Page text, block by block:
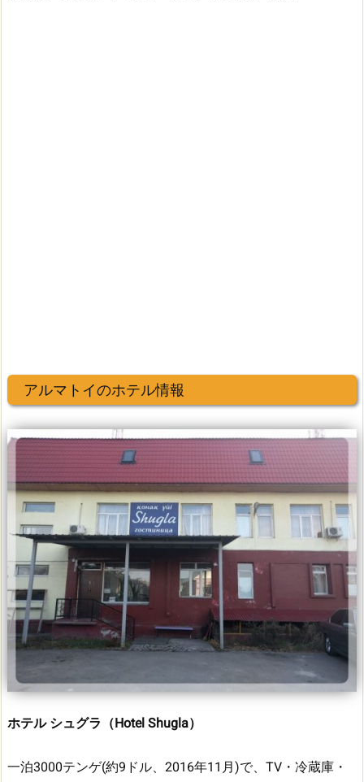
アルマトイのホテル情報
ホテル シュグラ（Hotel Shugla）
一泊3000テンゲ(約9ドル、2016年11月)で、TV・冷蔵庫・